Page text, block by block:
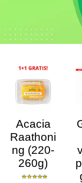
Acacia
Raathoni
ng (220-
260g)